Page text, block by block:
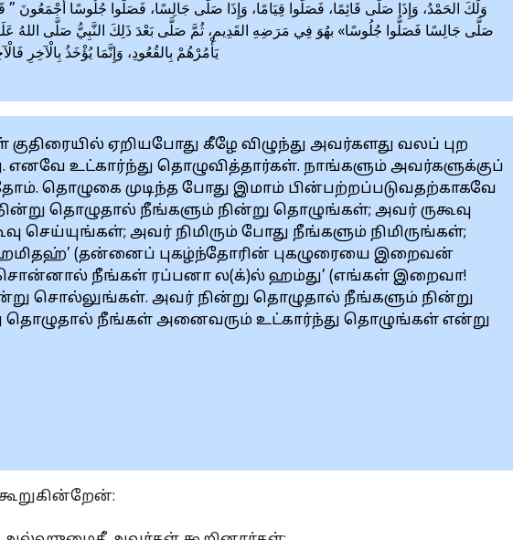
وَلَكَ الحَمْدُ، وَإِذَا صَلَّى قَائِمًا، فَصَلُّوا قِيَامًا، وَإِذَا صَلَّى جَالِسًا، فَصَلُّوا جُلُوسًا أَجْمَعُونَ ”
صَلَّى جَالِسًا فَصَلُّوا جُلُوسًا» بهُوَ فِي مَرَضِهِ القَدِيمِ، ثُمَّ صَلَّى بَعْدَ ذَلِكَ النَّبِيُّ صَلَّى اللهُ
يَأْمُرْهُمْ بِالقُعُودِ، وَإِنَّمَا يُؤْخَذُ بِالْآخِرِ
ஏறியபோது கீழே விழுந்து அவர்களது வலப் புற
எனவே உட்கார்ந்து தொழுவித்தார்கள். நாங்களும் அவர்களுக்குப்
தொழுகை முடிந்த போது இமாம் பின்பற்றப்படுவதற்காகவே
தொழுதால் நீங்களும் நின்று தொழுங்கள்; அவர் ருகூவு
செய்யுங்கள்; அவர் நிமிரும் போது நீங்களும் நிமிருங்கள்;
(தன்னைப் புகழ்ந்தோரின் புகழுரையை இறைவன்
நீங்கள் ரப்பனா ல(க்)ல் ஹம்து’ (எங்கள் இறைவா!
சொல்லுங்கள். அவர் நின்று தொழுதால் நீங்களும் நின்று
தொழுதால் நீங்கள் அனைவரும் உட்கார்ந்து தொழுங்கள் என்று